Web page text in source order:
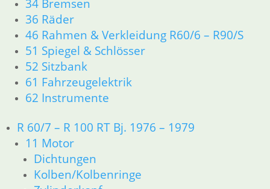
34 Bremsen
36 Räder
46 Rahmen & Verkleidung R60/6 – R90/S
51 Spiegel & Schlösser
52 Sitzbank
61 Fahrzeugelektrik
62 Instrumente
R 60/7 – R 100 RT Bj. 1976 – 1979
11 Motor
Dichtungen
Kolben/Kolbenringe
7,80€
Artikelnummer: 2311726
inkl. MwSt.
zzgl.Versandkosten
In den Warenkorb
Seitendeckel L
9,80€
Artikelnummer: 2307039
inkl. MwSt.